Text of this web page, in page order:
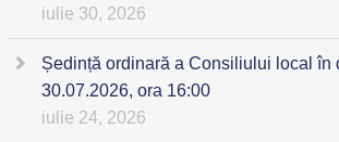
iulie 30, 2026
Ședință ordinară a Consiliului local în
30.07.2026, ora 16:00
iulie 24, 2026